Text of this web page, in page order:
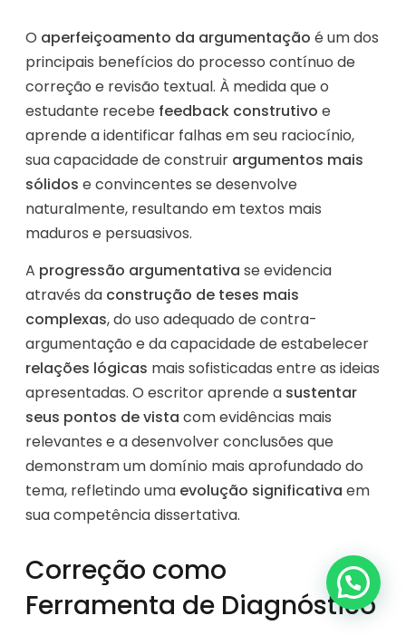
O aperfeiçoamento da argumentação é um dos
principais benefícios do processo contínuo de
correção e revisão textual. À medida que o
estudante recebe feedback construtivo e
aprende a identificar falhas em seu raciocínio,
sua capacidade de construir argumentos mais
sólidos e convincentes se desenvolve
naturalmente, resultando em textos mais
maduros e persuasivos.
A progressão argumentativa se evidencia
através da construção de teses mais
complexas, do uso adequado de contra-
argumentação e da capacidade de estabelecer
relações lógicas mais sofisticadas entre as ideias
apresentadas. O escritor aprende a sustentar
seus pontos de vista com evidências mais
relevantes e a desenvolver conclusões que
demonstram um domínio mais aprofundado do
tema, refletindo uma evolução significativa em
sua competência dissertativa.
Correção como
Ferramenta de Diagnóstico